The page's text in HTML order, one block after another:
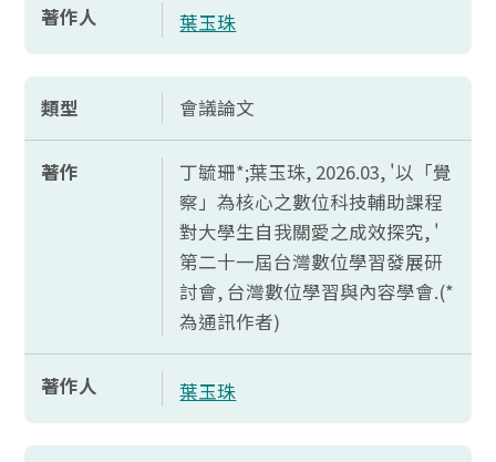
著作人 葉玉珠
類型 會議論文
著作
丁毓珊*;葉玉珠, 2026.03, '以「覺
察」為核心之數位科技輔助課程
對大學生自我關愛之成效探究, '
第二十一屆台灣數位學習發展研
討會, 台灣數位學習與內容學會.(*
為通訊作者)
著作人 葉玉珠